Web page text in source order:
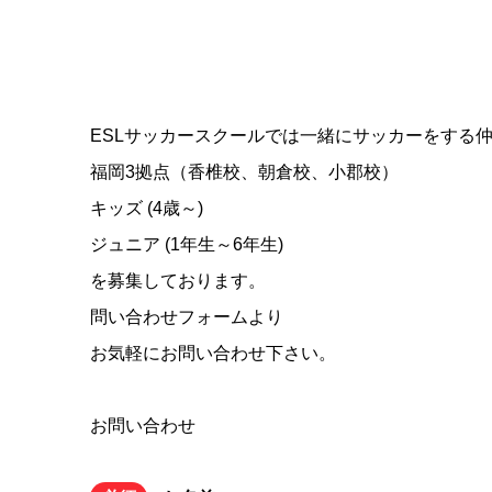
ESLサッカースクールでは一緒にサッカーをする
福岡3拠点（香椎校、朝倉校、小郡校）
キッズ (4歳～)
ジュニア (1年生～6年生)
を募集しております。
問い合わせフォームより
お気軽にお問い合わせ下さい。
お問い合わせ